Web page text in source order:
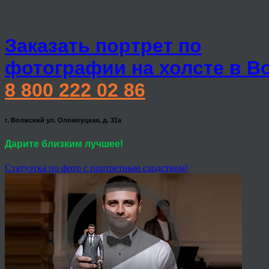
Заказать портрет по
фотографии на холсте в
8 800 222 02 86
г. Волжский ул. Оломоуцкая, д. 31а
Дарите близким лучшее!
Статуэтка по фото с портретным сходством!